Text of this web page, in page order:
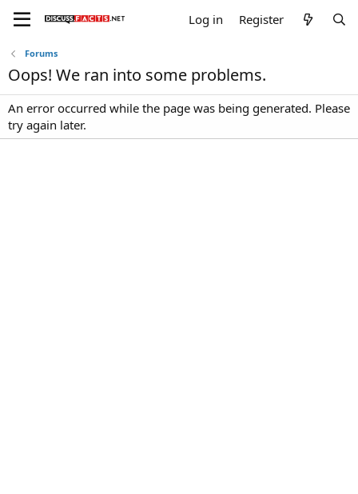
Log in Register
Forums
Oops! We ran into some problems.
An error occurred while the page was being generated. Please
try again later.